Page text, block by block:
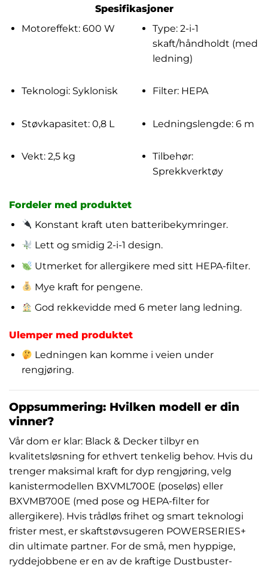
Spesifikasjoner
Motoreffekt: 600 W
Type: 2-i-1
skaft/håndholdt (med
ledning)
Teknologi: Syklonisk Filter: HEPA
Støvkapasitet: 0,8 L Ledningslengde: 6 m
Vekt: 2,5 kg
Tilbehør:
Sprekkverktøy
Fordeler med produktet
Konstant kraft uten batteribekymringer.
Lett og smidig 2-i-1 design.
Utmerket for allergikere med sitt HEPA-filter.
Mye kraft for pengene.
God rekkevidde med 6 meter lang ledning.
Ulemper med produktet
Ledningen kan komme i veien under
rengjøring.
Oppsummering: Hvilken modell er din
vinner?
Vår dom er klar: Black & Decker tilbyr en
kvalitetsløsning for ethvert tenkelig behov. Hvis du
trenger maksimal kraft for dyp rengjøring, velg
kanistermodellen BXVML700E (poseløs) eller
BXVMB700E (med pose og HEPA-filter for
allergikere). Hvis trådløs frihet og smart teknologi
frister mest, er skaftstøvsugeren POWERSERIES+
din ultimate partner. For de små, men hyppige,
ryddejobbene er en av de kraftige Dustbuster-